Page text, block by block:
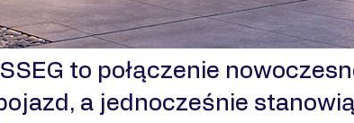
to połączenie
a jednocześnie